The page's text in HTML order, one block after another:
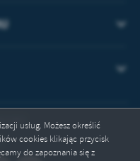
usług. Możesz określić
cookies klikając przycisk
do zapoznania się z